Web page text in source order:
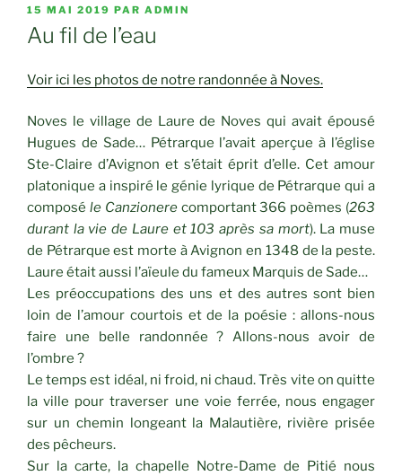
PUBLIÉ
LE
15 MAI 2019 PAR ADMIN
Au fil de l’eau
Voir ici les photos de notre randonnée à Noves.
Noves le village de Laure de Noves qui avait épousé
Hugues de Sade… Pétrarque l’avait aperçue à l’église
Ste-Claire d’Avignon et s’était éprit d’elle. Cet amour
platonique a inspiré le génie lyrique de Pétrarque qui a
composé le Canzionerecomportant 366 poèmes (263
durant la vie de Laure et 103 après sa mort). La muse
de Pétrarque est morte à Avignon en 1348 de la peste.
Laure était aussi l’aïeule du fameux Marquis de Sade…
Les préoccupations des uns et des autres sont bien
loin de l’amour courtois et de la poésie : allons-nous
faire une belle randonnée ? Allons-nous avoir de
l’ombre ?
Le temps est idéal, ni froid, ni chaud. Très vite on quitte
la ville pour traverser une voie ferrée, nous engager
sur un chemin longeant la Malautière, rivière prisée
des pêcheurs.
Sur la carte, la chapelle Notre-Dame de Pitié nous